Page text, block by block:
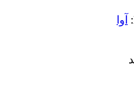
آوا